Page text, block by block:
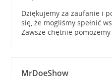
Dziękujemy za zaufanie i
się, że mogliśmy spełnić
Zawsze chętnie
MrDoeShow